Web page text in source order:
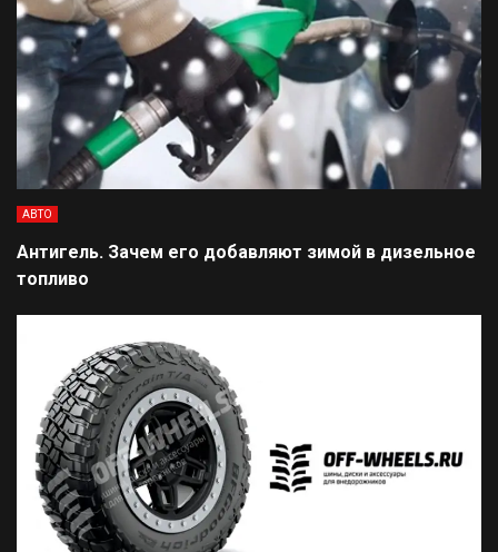
АВТО
Антигель. Зачем его добавляют зимой в дизельное
топливо